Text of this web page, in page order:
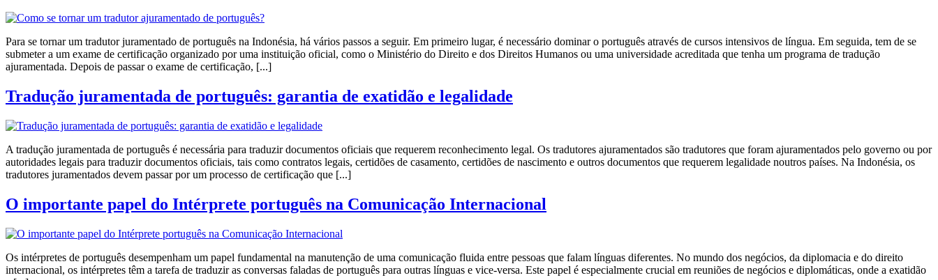
Para se tornar um tradutor juramentado de português na Indonésia, há vários passos a seguir. Em primeiro lugar, é necessário dominar o português através de cursos intensivos de língua. Em seguida, tem de se
submeter a um exame de certificação organizado por uma instituição oficial, como o Ministério do Direito e dos Direitos Humanos ou uma universidade acreditada que tenha um programa de tradução
ajuramentada. Depois de passar o exame de certificação, [...]
Tradução juramentada de português: garantia de exatidão e legalidade
A tradução juramentada de português é necessária para traduzir documentos oficiais que requerem reconhecimento legal. Os tradutores ajuramentados são tradutores que foram ajuramentados pelo governo ou por
autoridades legais para traduzir documentos oficiais, tais como contratos legais, certidões de casamento, certidões de nascimento e outros documentos que requerem legalidade noutros países. Na Indonésia, os
tradutores juramentados devem passar por um processo de certificação que [...]
O importante papel do Intérprete português na Comunicação Internacional
Os intérpretes de português desempenham um papel fundamental na manutenção de uma comunicação fluida entre pessoas que falam línguas diferentes. No mundo dos negócios, da diplomacia e do direito
internacional, os intérpretes têm a tarefa de traduzir as conversas faladas de português para outras línguas e vice-versa. Este papel é especialmente crucial em reuniões de negócios e diplomáticas, onde a exatidão